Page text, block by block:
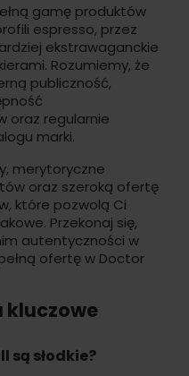
gamę produktów
espresso, przez
ekstrawaganckie
Rozumiemy, że
publiczność,
oraz regularnie
marki.
merytoryczne
oraz szeroką ofertę
które pozwolą Ci
Przekonaj się,
autentyczności w
ofertę w Doctor
kluczowe
są słodkie?